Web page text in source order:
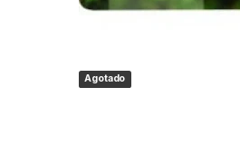
Agotado